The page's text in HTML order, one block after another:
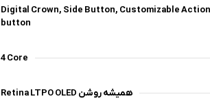
Digital Crown, Side Button, Customizable Action
button
4 Core
Retina LTPO OLED همیشه روشن